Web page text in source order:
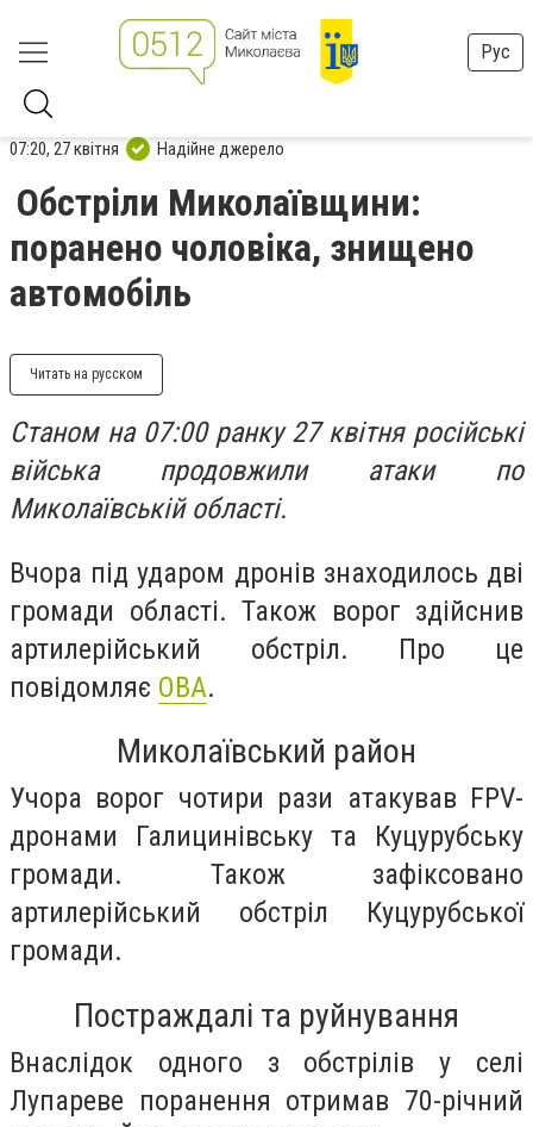
Рус
07:20, 27 квітня Надійне джерело
Обстріли Миколаївщини:
поранено чоловіка, знищено
автомобіль
Читать на русском
Станом на 07:00 ранку 27 квітня російські
війська продовжили атаки по
Миколаївській області.
Вчора під ударом дронів знаходилось дві
громади області. Також ворог здійснив
артилерійський обстріл. Про це
повідомляє ОВА.
Миколаївський район
Учора ворог чотири рази атакував FPV-
дронами Галицинівську та Куцурубську
громади. Також зафіксовано
артилерійський обстріл Куцурубської
громади.
Постраждалі та руйнування
Внаслідок одного з обстрілів у селі
Лупареве поранення отримав 70-річний